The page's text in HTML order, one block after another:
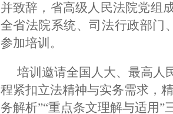
并致辞，省高级人民法院党组
全省法院系统、司法行政部门
参加培训。
培训邀请全国人大、最高人
程紧扣立法精神与实务需求，
务解析”“重点条文理解与适用